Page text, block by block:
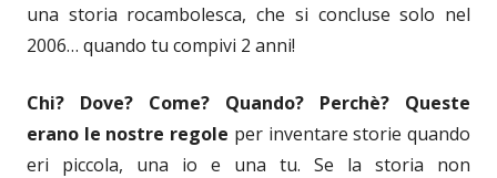
una storia rocambolesca, che si concluse solo nel
2006… quando tu compivi 2 anni!
Chi? Dove? Come? Quando? Perchè? Queste
erano le nostre regole per inventare storie quando
eri piccola, una io e una tu. Se la storia non